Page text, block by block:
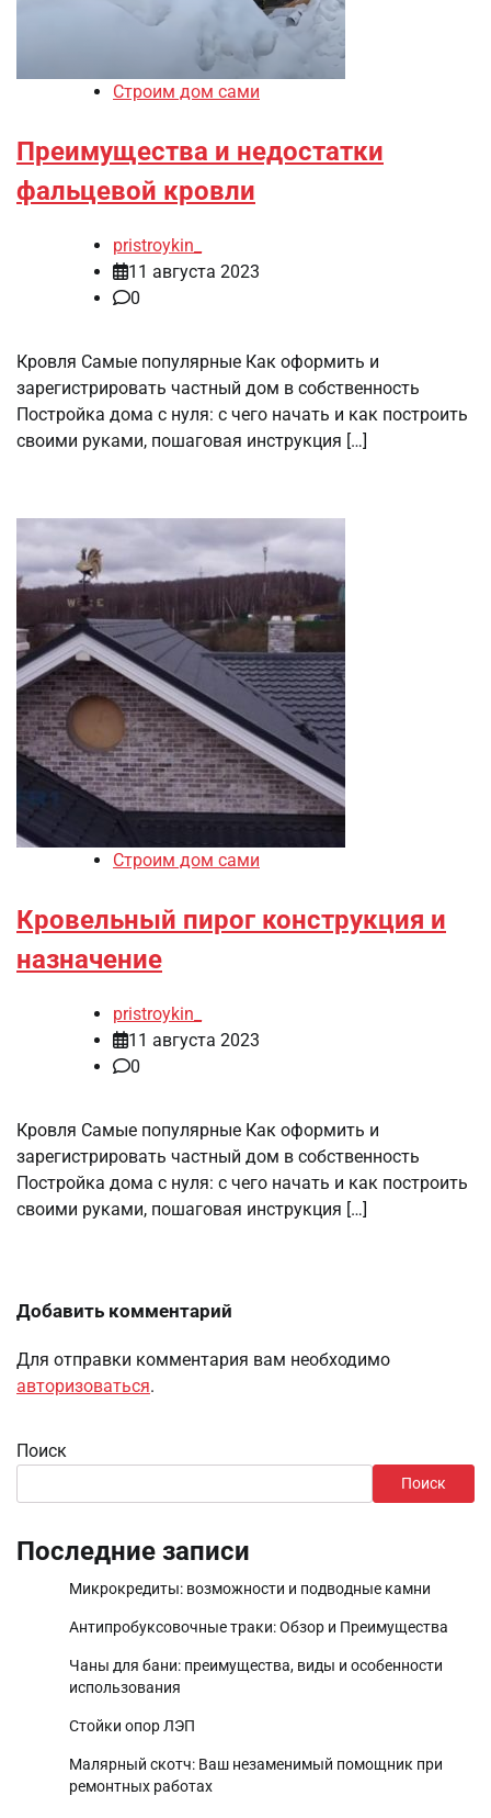
Строим дом сами
Преимущества и недостатки
фальцевой кровли
pristroykin_
11 августа 2023
0
Кровля Самые популярные Как оформить и
зарегистрировать частный дом в собственность
Постройка дома с нуля: с чего начать и как построить
своими руками, пошаговая инструкция […]
Строим дом сами
Кровельный пирог конструкция и
назначение
pristroykin_
11 августа 2023
0
Кровля Самые популярные Как оформить и
зарегистрировать частный дом в собственность
Постройка дома с нуля: с чего начать и как построить
своими руками, пошаговая инструкция […]
Добавить комментарий
Для отправки комментария вам необходимо
авторизоваться.
Поиск
Поиск
Последние записи
Микрокредиты: возможности и подводные камни
Антипробуксовочные траки: Обзор и Преимущества
Чаны для бани: преимущества, виды и особенности
использования
Стойки опор ЛЭП
Малярный скотч: Ваш незаменимый помощник при
ремонтных работах